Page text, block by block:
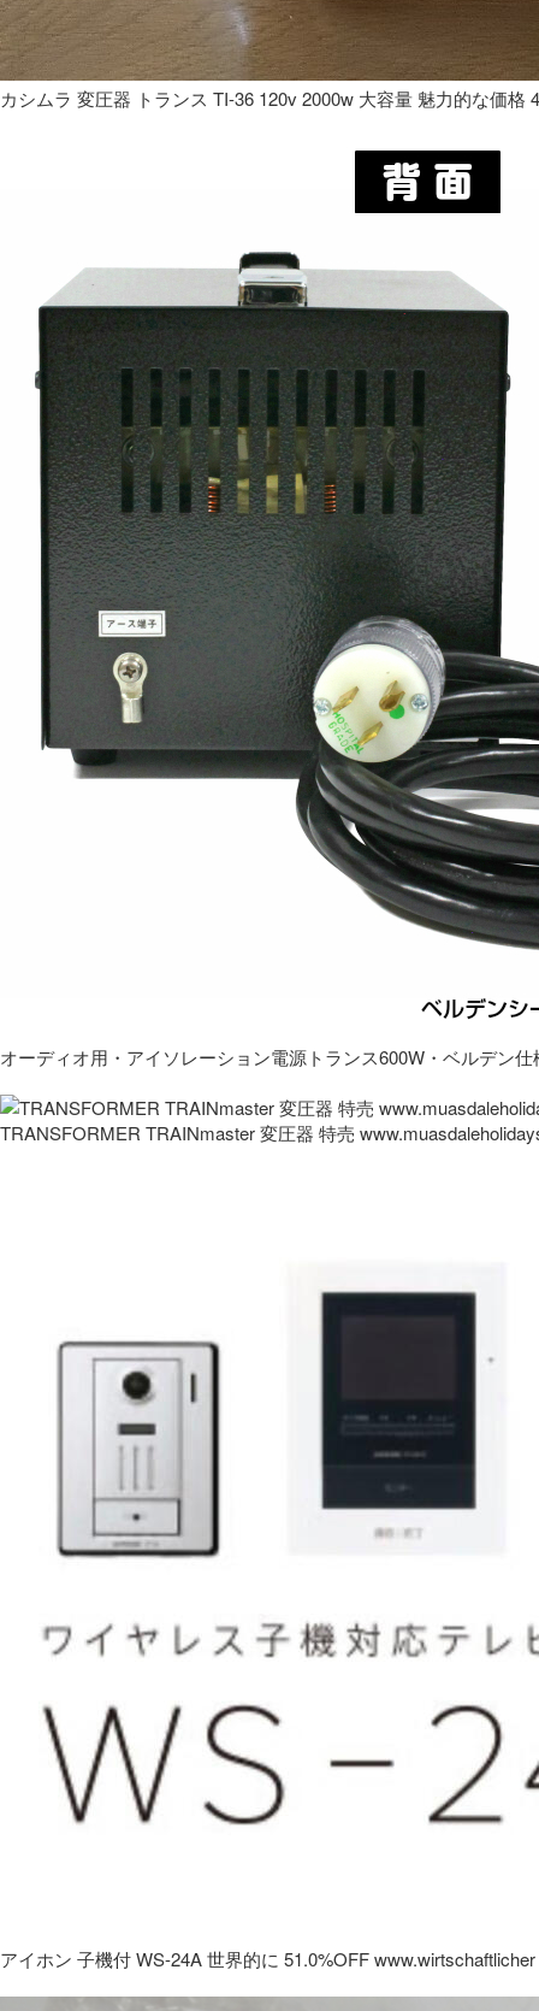
カシムラ 変圧器 トランス TI-36 120v 2000w 大容量 魅力的な価格
オーディオ用・アイソレーション電源トランス600W・ベルデン仕
TRANSFORMER TRAINmaster 変圧器 特売
アイホン 子機付 WS-24A 世界的に 51.0%OFF www.wirtschaftlicher